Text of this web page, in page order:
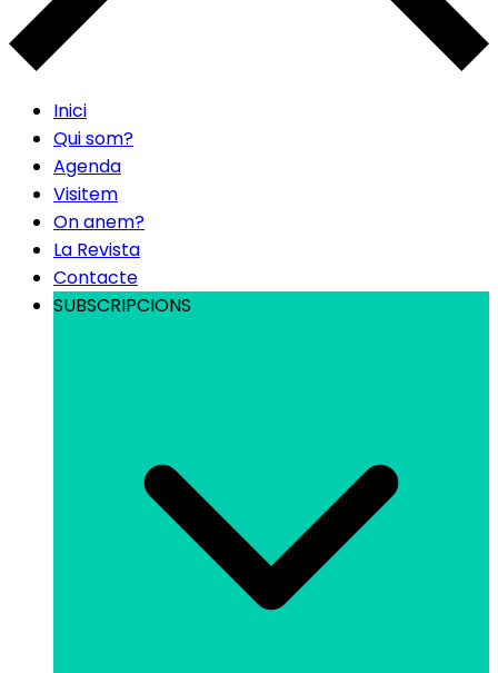
Inici
Qui som?
Agenda
Visitem
On anem?
La Revista
Contacte
SUBSCRIPCIONS